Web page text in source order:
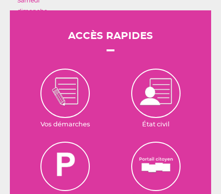
ACCÈS RAPIDES
Vos démarches État civil